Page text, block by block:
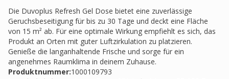
Die Duvoplus Refresh Gel Dose bietet eine zuverlässige
Geruchsbeseitigung für bis zu 30 Tage und deckt eine Fläche
von 15 m² ab. Für eine optimale Wirkung empfiehlt es sich, das
Produkt an Orten mit guter Luftzirkulation zu platzieren.
Genieße die langanhaltende Frische und sorge für ein
angenehmes Raumklima in deinem Zuhause.
Produktnummer:1000109793